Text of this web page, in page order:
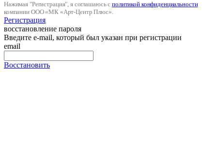
Нажимая "Регистрация", я соглашаюсь сполитикой конфиденциальности
компании ООО «МК «Арт-Центр Плюс».
Регистрация
восстановление пароля
Введите e-mail, который был указан при регистрации
email
Восстановить